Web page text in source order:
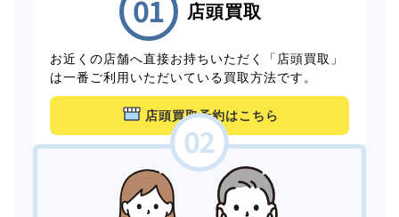
店頭買取
お近くの店舗へ直接お持ちいただく「店頭買取」
は一番ご利用いただいている買取方法です。
店頭買取予約はこちら